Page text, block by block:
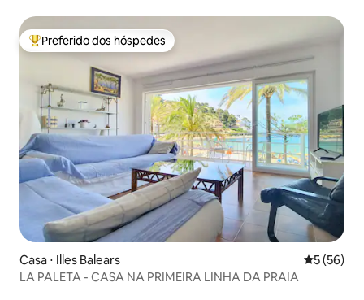
Entre os melhores preferidos dos hóspedes
Preferido dos hóspedes
Casa ⋅ Illes Balears 5 de uma
5 (56)
LA PALETA - CASA NA PRIMEIRA LINHA DA PRAIA